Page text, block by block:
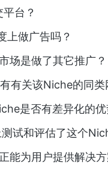
台？
上做广告吗？
场是做了其它推广？
有关该Niche的同类
是否有差异化的优
试和评估了这个
能为用户提供解决